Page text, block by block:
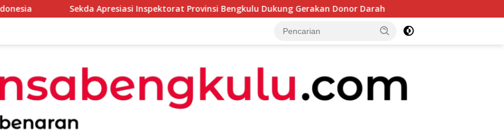
Sekda Apresiasi Inspektorat Provinsi Bengkulu Dukung Gerakan Donor Darah Bupati Rifai Cek Ketersedia Pupuk